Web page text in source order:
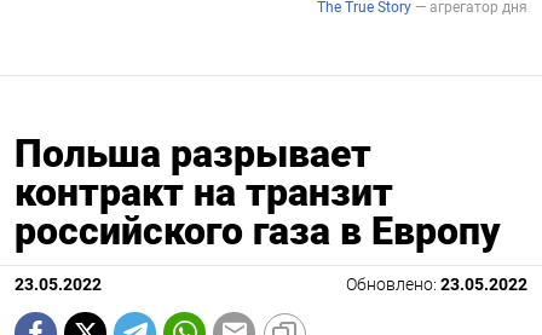
Польша разрывает
контракт на транзит
российского газа в Европу
23.05.2022 Обновлено: 23.05.2022